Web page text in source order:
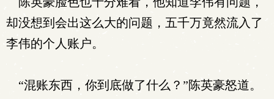
却没想到会出这么大的问题，五千万竟然流入了
李伟的个人账户。
“混账东西，你到底做了什么？”陈英豪怒道。